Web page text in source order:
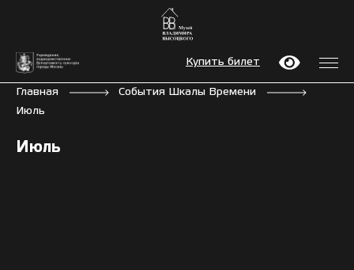
Купить билет
Главная
События Шкалы Времени
Июль
Июль